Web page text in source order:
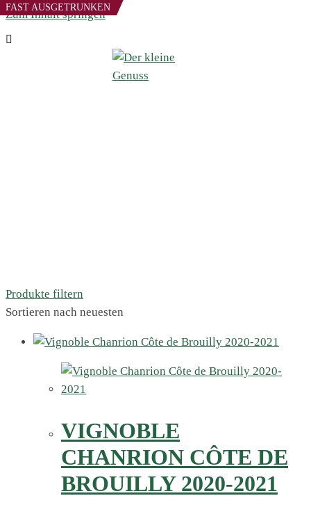
Zum Inhalt springen
Produkte filtern
Sortieren nach neuesten
FAST AUSGETRUNKEN
VIGNOBLE
CHANRION CÔTE DE
BROUILLY 2020-2021